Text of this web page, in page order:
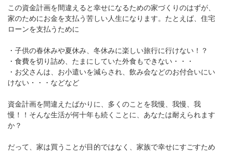
この資金計画を間違えると幸せになるための家づくりのはずが、
家のためにお金を支払う苦しい人生になります。たとえば、住宅
ローンを支払うために
・子供の春休みや夏休み、冬休みに楽しい旅行に行けない！？
・食費を切り詰め、たまにしていた外食もできない・・・
・お父さんは、お小遣いを減らされ、飲み会などのお付合いにい
けない・・・などなど
資金計画を間違えたばかりに、多くのことを我慢、我慢、我
慢！！そんな生活が何十年も続くことに、あなたは耐えられます
か？
だって、家は買うことが目的ではなく、家族で幸せにすごすため